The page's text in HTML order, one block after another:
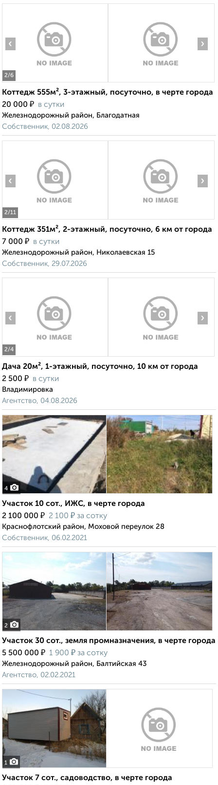
2/6
‹ ›
Коттедж 555м², 3-этажный, посуточно, в черте города
20 000 ₽ в сутки
Железнодорожный район, Благодатная
Собственник, 02.08.2026
2/11
‹ ›
Коттедж 351м², 2-этажный, посуточно, 6 км от города
7 000 ₽ в сутки
Железнодорожный район, Николаевская 15
Собственник, 29.07.2026
2/4
‹ ›
Дача 20м², 1-этажный, посуточно, 10 км от города
2 500 ₽ в сутки
Владимировка
Агентство, 04.08.2026
4
Участок 10 сот., ИЖС, в черте города
2 100 000 ₽ 2 100 ₽ за сотку
Краснофлотский район, Моховой переулок 28
Собственник, 06.02.2021
2
Участок 30 сот., земля промназначения, в черте города
5 500 000 ₽ 1 900 ₽ за сотку
Железнодорожный район, Балтийская 43
Агентство, 02.02.2021
1
Участок 7 сот., садоводство, в черте города